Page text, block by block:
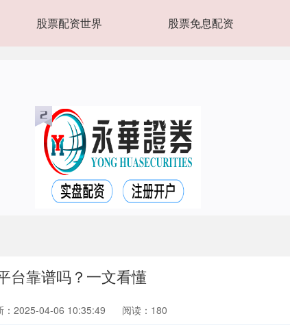
股票配资世界 股票免息配资
台靠谱吗？一文看懂
：2025-04-06 10:35:49 阅读：180